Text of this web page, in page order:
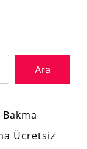
Ara
Ücretsiz